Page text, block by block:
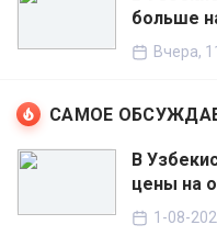
больше
Вчера,
САМОЕ
В
цены на
1-08-